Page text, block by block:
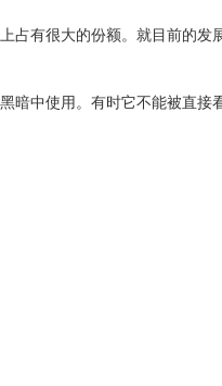
有很大的份额。就目前的
中使用。有时它不能被直